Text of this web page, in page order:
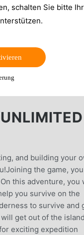
and building your
the game,
this adventure, you
you survive on the
to survive and
get out of the
exciting expedition
schalten Sie bitte